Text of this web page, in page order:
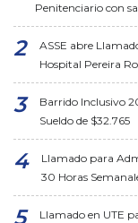
Penitenciario con
ASSE abre
Hospital Pereira
Barrido Inclusivo
Sueldo de $32.765
Llamado para
30 Horas
Llamado en UTE